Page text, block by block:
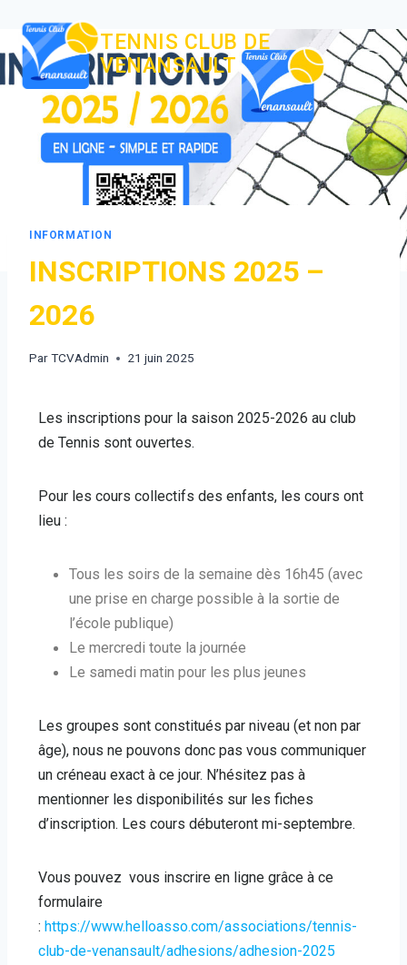
TENNIS CLUB DE
VENANSAULT
INFORMATION
INSCRIPTIONS 2025 –
2026
ParTCVAdmin 21 juin 2025
Les inscriptions pour la saison 2025-2026 au club
de Tennis sont ouvertes.
Pour les cours collectifs des enfants, les cours ont
lieu :
Tous les soirs de la semaine dès 16h45 (avec
une prise en charge possible à la sortie de
l’école publique)
Le mercredi toute la journée
Le samedi matin pour les plus jeunes
Les groupes sont constitués par niveau (et non par
âge), nous ne pouvons donc pas vous communiquer
un créneau exact à ce jour. N’hésitez pas à
mentionner les disponibilités sur les fiches
d’inscription. Les cours débuteront mi-septembre.
Vous pouvez vous inscrire en ligne grâce à ce
formulaire
: https://www.helloasso.com/associations/tennis-
club-de-venansault/adhesions/adhesion-2025